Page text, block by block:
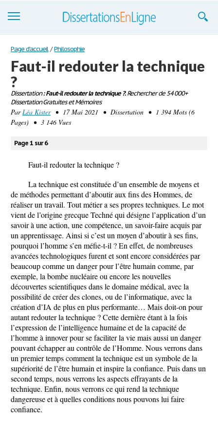
Dissertations
S'inscrire
Se connecter
Contactez-nous
Page d'accueil / Philosophie
Faut-il redouter la technique
?
Dissertation: Faut-il redouter la technique ?.Rechercher de 54 000+
Dissertation Gratuites et Mémoires
ParLéa Kister• 17 Mai 2021 • Dissertation • 1 394 Mots (6
Pages) • 3 146 Vues
Page 1 sur 6
Faut-il redouter la technique ?
La technique est constituée d’un ensemble de moyens et
de méthodes permettant d’aboutir aux fins des Hommes, de
réaliser un travail. Tout métier a ses propres techniques. Le mot
vient de l’origine grecque Techné qui désigne l’application d’un
savoir à une action, une compétence, un savoir-faire acquis par
un apprentissage. Ainsi si c’est un moyen d’aboutir à ses fins,
pourquoi l’homme s’en méfie-t-il ? En effet, de nombreuses
avancées technologiques furent et sont encore considérées par
beaucoup comme un danger pour l’être humain comme, par
exemple, la bombe nucléaire ou encore les nouvelles
découvertes scientifiques dans le domaine médical, avec la
possibilité de créer des clones, ou de l’informatique, avec la
création d’IA de plus en plus performante… Mais doit-on pour
autant redouter la technique ? Cette dernière étant à la fois
l’expression de l’intelligence humaine et de la capacité de
l’homme à innover pour se faciliter la vie mais aussi un danger
pouvant échapper au contrôle de l’Homme. Nous verrons dans
un premier temps comment la technique est un symbole de la
supériorité de l’être humain et inspire la confiance. Puis dans un
second temps, nous verrons les aspects effrayants de la
technique. Enfin, nous verrons ce qui rend la technique
dangereuse et à quelles conditions nous pouvons lui faire
confiance.